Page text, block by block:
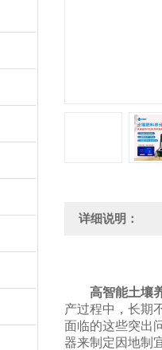
详细说明：
高智能土壤
产过程中，长期
面临的这些突出
器来制定因地制